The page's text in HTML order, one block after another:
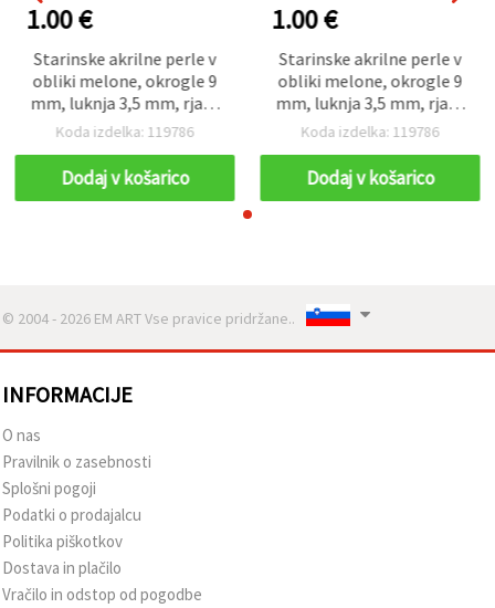
1.00 €
Starinske akrilne perle v
obliki melone, okrogle 9
mm, luknja 3,5 mm, rjave
– 50 g (~110 kosov)
Koda izdelka: 119786
Dodaj v košarico
1.00 €
Starinske akrilne perle v
obliki melone, okrogle 9
mm, luknja 3,5 mm, rjave
– 50 g (~110 kosov)
Koda izdelka: 119786
Dodaj v košarico
© 2004 - 2026 EM ART Vse pravice pridržane..
INFORMACIJE
O nas
Pravilnik o zasebnosti
Splošni pogoji
Podatki o prodajalcu
Politika piškotkov
Dostava in plačilo
Vračilo in odstop od pogodbe